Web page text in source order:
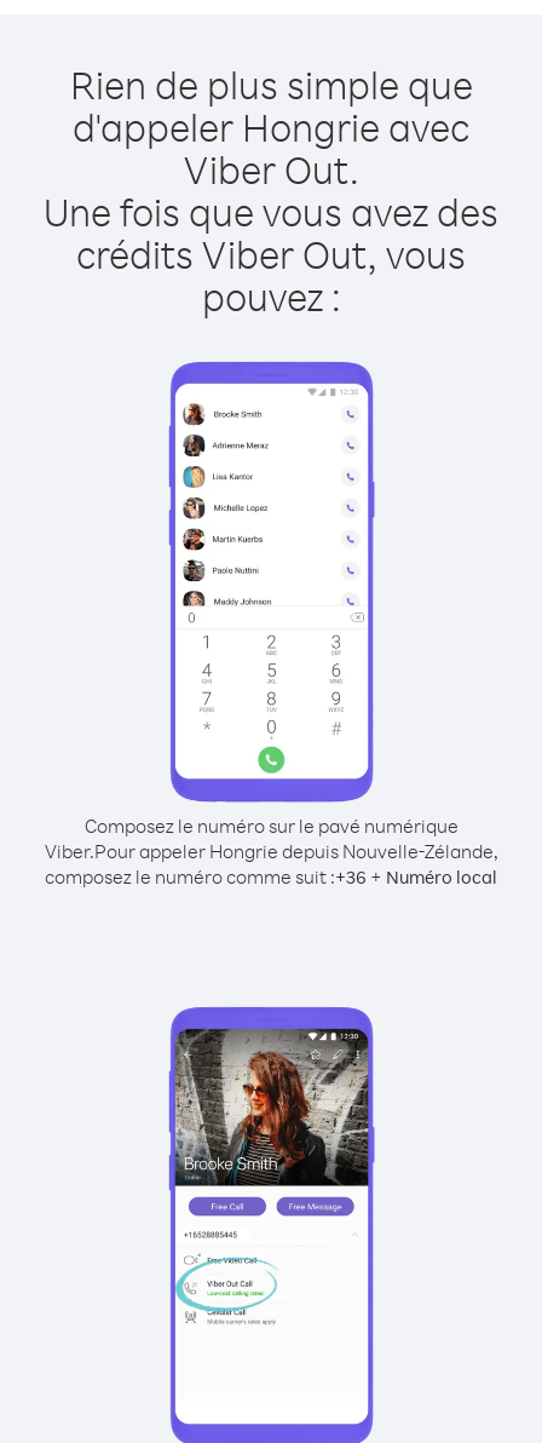
Rien de plus simple que
d'appeler Hongrie avec
Viber Out.
Une fois que vous avez des
crédits Viber Out, vous
pouvez :
Composez le numéro sur le pavé numérique
Viber.Pour appeler Hongrie depuis Nouvelle-Zélande,
composez le numéro comme suit :+36 + Numéro local